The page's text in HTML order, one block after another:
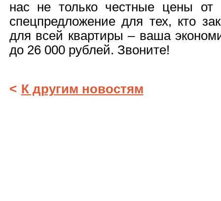
нас не только честные цены от
спецпредложение для тех, кто
для всей квартиры – ваша
до 26 000 рублей. Звоните!
< К другим новостям